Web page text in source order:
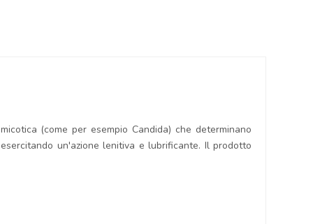
(come per esempio Candida) che determinano
un'azione lenitiva e lubrificante. Il prodotto